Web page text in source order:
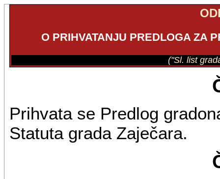
O PRIHVATANJU PREDLOGA ZA
("Sl. list
Prihvata se Predlog
Statuta grada Zaječara.